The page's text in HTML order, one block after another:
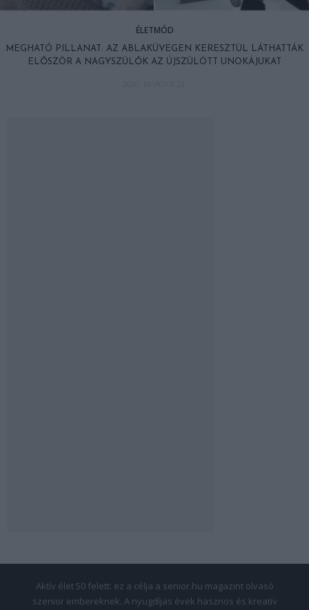
ÉLETMÓD
MEGHATÓ PILLANAT: AZ ABLAKÜVEGEN KERESZTÜL LÁTHATTÁK
ELŐSZÖR A NAGYSZÜLŐK AZ ÚJSZÜLÖTT UNOKÁJUKAT
Aktív élet 50 felett: ez a célja a senior.hu magazint olvasó
szenior embereknek. A nyugdíjas évek hasznos és kreatív